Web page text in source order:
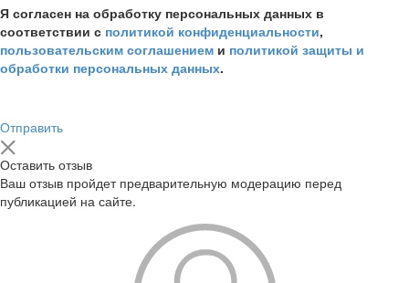
Я согласен на обработку персональных данных в
соответствии с политикой конфиденциальности,
пользовательским соглашением и политикой защиты и
обработки персональных данных.
Отправить
Оставить отзыв
Ваш отзыв пройдет предварительную модерацию перед
публикацией на сайте.